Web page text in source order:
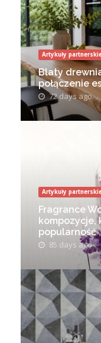
Artykuły
Blaty
połączenie
72 days ago
Artykuły
Fragrance
kompozycje,
popularność
85 days ago